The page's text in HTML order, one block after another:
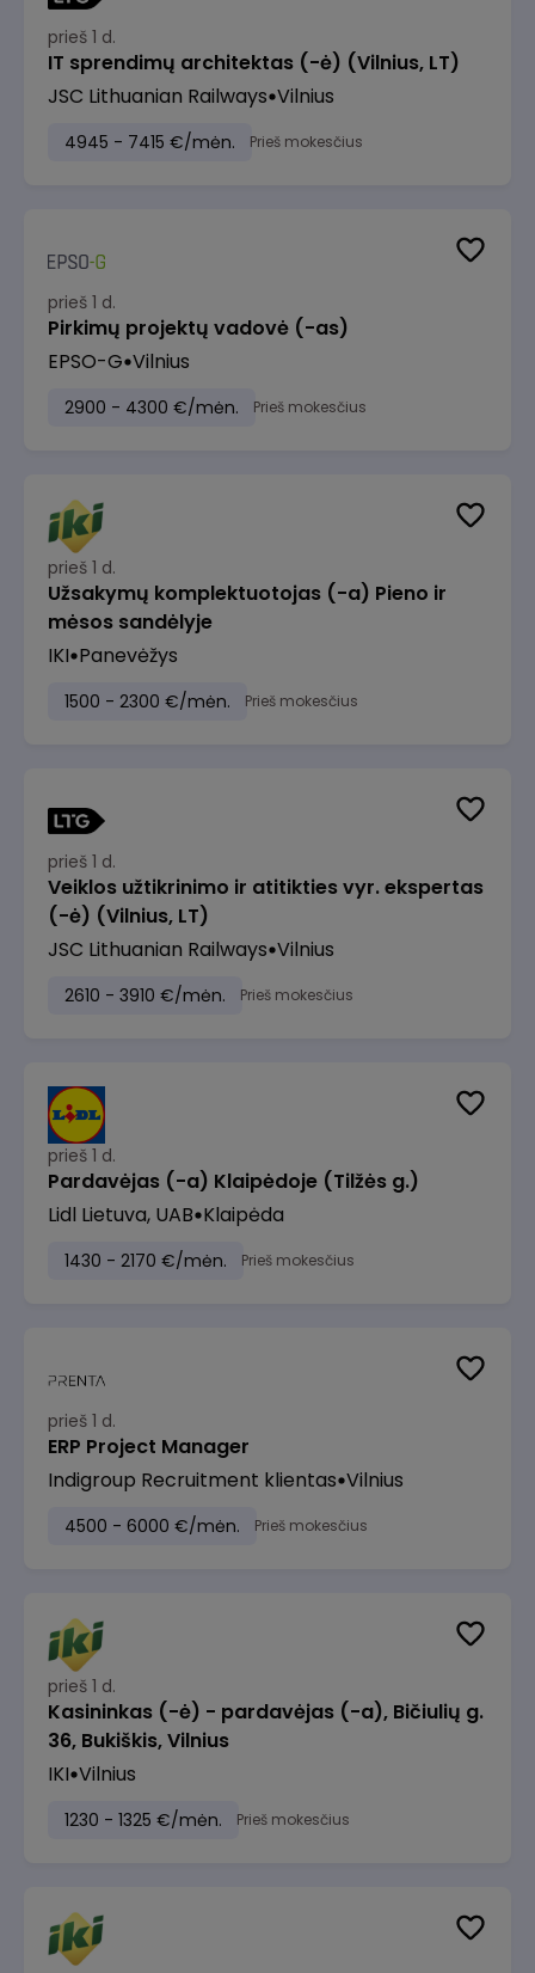
prieš 1 d.
IT sprendimų architektas (-ė) (Vilnius, LT)
JSC Lithuanian Railways Vilnius
4945 - 7415 €/mėn. Prieš mokesčius
prieš 1 d.
Pirkimų projektų vadovė (-as)
EPSO-G Vilnius
2900 - 4300 €/mėn. Prieš mokesčius
prieš 1 d.
Užsakymų komplektuotojas (-a) Pieno ir
mėsos sandėlyje
IKI Panevėžys
1500 - 2300 €/mėn. Prieš mokesčius
prieš 1 d.
Veiklos užtikrinimo ir atitikties vyr. ekspertas
(-ė) (Vilnius, LT)
JSC Lithuanian Railways Vilnius
2610 - 3910 €/mėn. Prieš mokesčius
prieš 1 d.
Pardavėjas (-a) Klaipėdoje (Tilžės g.)
Lidl Lietuva, UAB Klaipėda
1430 - 2170 €/mėn. Prieš mokesčius
prieš 1 d.
ERP Project Manager
Indigroup Recruitment klientas Vilnius
4500 - 6000 €/mėn. Prieš mokesčius
prieš 1 d.
Kasininkas (-ė) - pardavėjas (-a), Bičiulių g.
36, Bukiškis, Vilnius
IKI Vilnius
1230 - 1325 €/mėn. Prieš mokesčius